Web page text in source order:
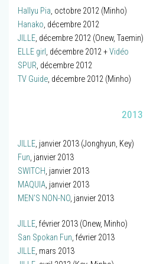
Hallyu Pia, octobre 2012 (Minho)
Hanako, décembre 2012
JILLE, décembre 2012 (Onew, Taemin)
ELLE girl , décembre 2012 +Vidéo
SPUR, décembre 2012
TV Guide, décembre 2012 (Minho)
2013
JILLE, janvier 2013 (Jonghyun, Key)
Fun, janvier 2013
SWITCH, janvier 2013
MAQUIA, janvier 2013
MEN’S NON-NO, janvier 2013
JILLE, février 2013 (Onew, Minho)
San Spokan Fun, février 2013
JILLE, mars 2013